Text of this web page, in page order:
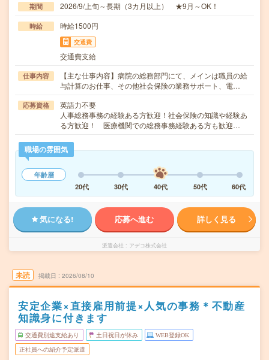
期間 2026/9/上旬～長期（3カ月以上） ★9月～OK！
時給 時給1500円
交通費
交通費支給
仕事内容
【主な仕事内容】病院の総務部門にて、メインは職員の給
与計算のお仕事、その他社会保険の業務サポート、電…
応募資格
英語力不要
人事総務事務の経験ある方歓迎！社会保険の知識や経験あ
る方歓迎！ 医療機関での総務事務経験ある方も歓迎…
職場の雰囲気
年齢層
20代
30代 40代 50代 60代
気になる! 応募へ進む 詳しく見る
派遣会社 アデコ株式会社
未読 掲載日 2026/08/10
安定企業×直接雇用前提×人気の事務＊不動産
知識身に付きます
交通費別途支給あり 土日祝日が休み WEB登録OK
正社員への紹介予定派遣